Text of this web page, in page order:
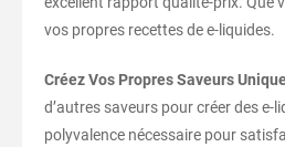
vos propres recettes de e-liquides.
Créez Vos Propres Saveurs
d’autres saveurs pour créer des
polyvalence nécessaire pour